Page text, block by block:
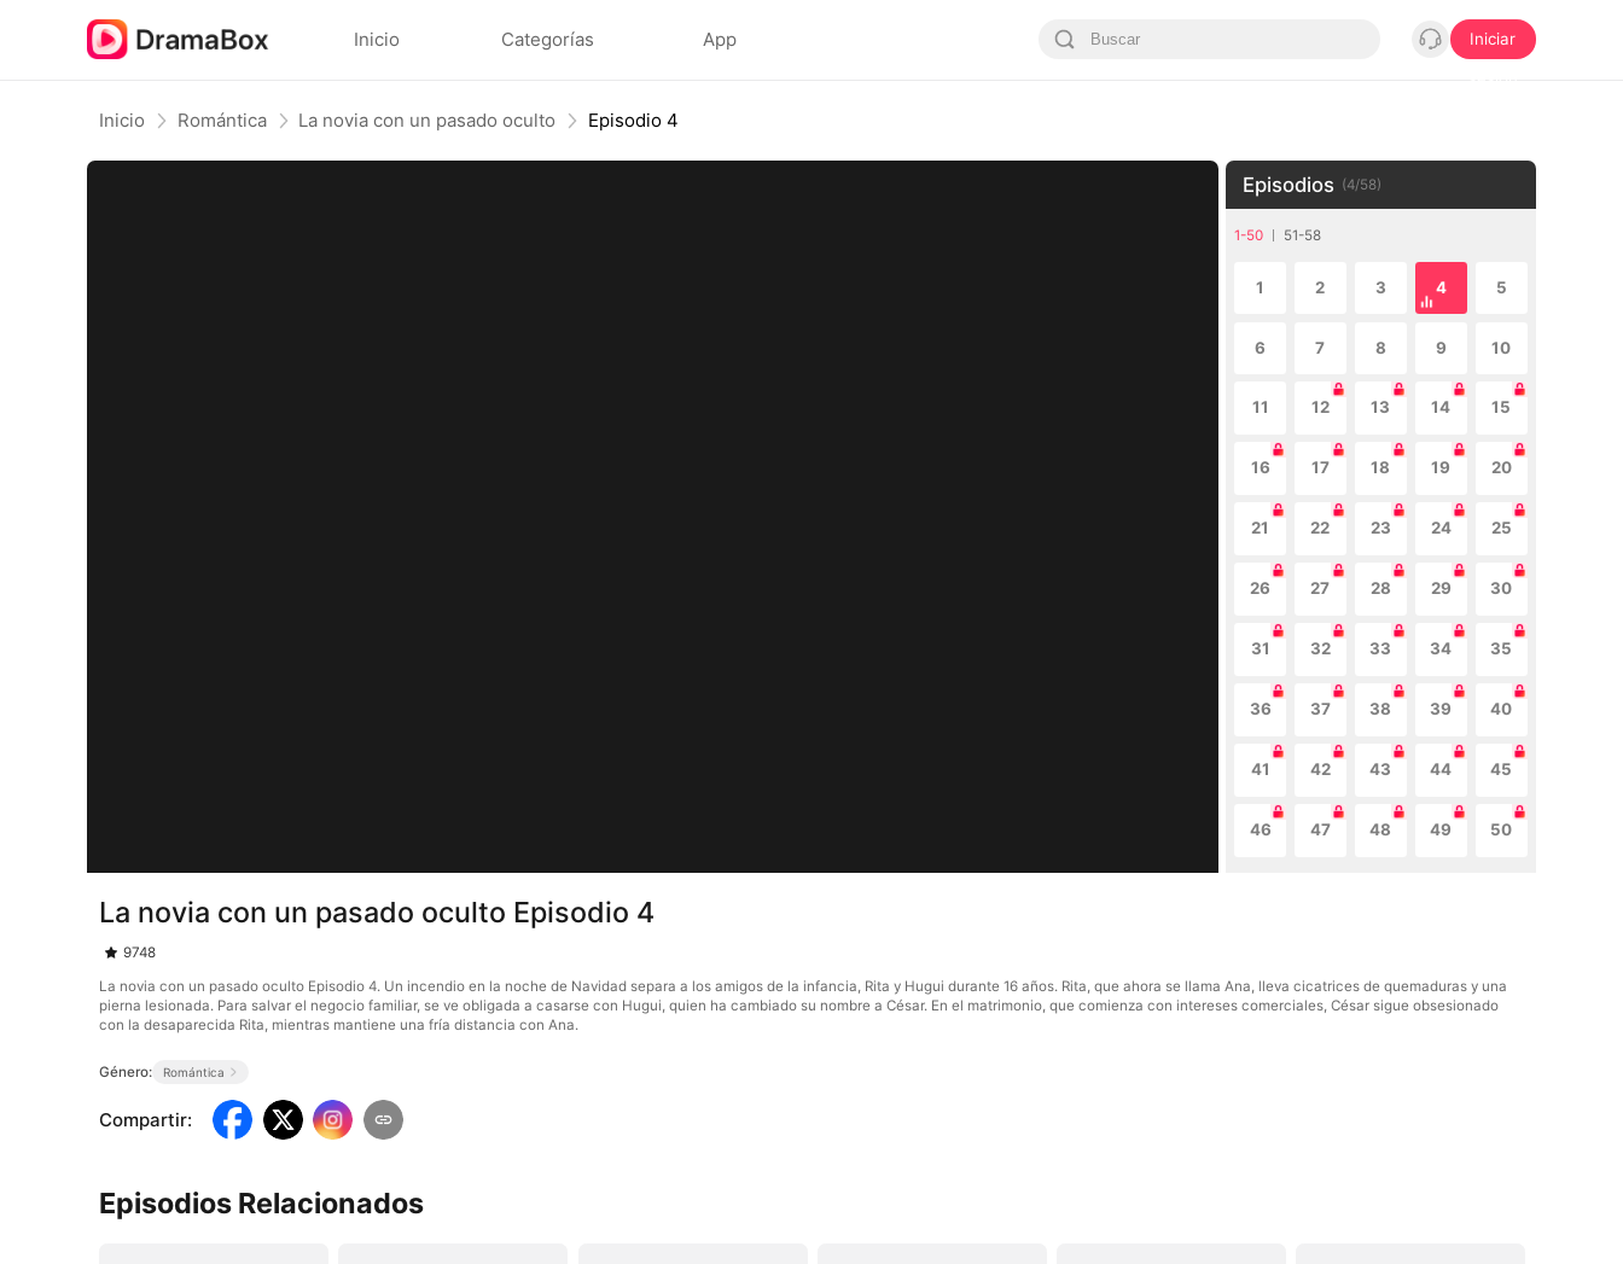
Inicio Categorías App Iniciar
Inicio Romántica La novia con un pasado oculto Episodio 4
Episodios (4/58)
1-50 51-58
1 2 3 4 5
6 7 8 9 10
11 12 13 14 15
16 17 18 19 20
21 22 23 24 25
26 27 28 29 30
31 32 33 34 35
36 37 38 39 40
41 42 43 44 45
46 47 48 49 50
La novia con un pasado oculto Episodio 4
9748
La novia con un pasado oculto Episodio 4. Un incendio en la noche de Navidad separa a los amigos de la infancia, Rita y Hugui durante 16 años. Rita, que ahora se llama Ana, lleva cicatrices de quemaduras y una
pierna lesionada. Para salvar el negocio familiar, se ve obligada a casarse con Hugui, quien ha cambiado su nombre a César. En el matrimonio, que comienza con intereses comerciales, César sigue obsesionado
con la desaparecida Rita, mientras mantiene una fría distancia con Ana.
Género: Romántica
Compartir:
Episodios Relacionados